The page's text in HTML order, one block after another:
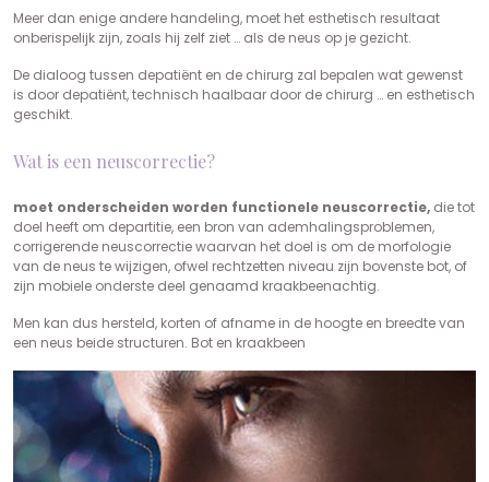
Meer dan enige andere handeling, moet het esthetisch resultaat
onberispelijk zijn, zoals hij zelf ziet … als de neus op je gezicht.
De dialoog tussen depatiënt en de chirurg zal bepalen wat gewenst
is door depatiënt, technisch haalbaar door de chirurg … en esthetisch
geschikt.
Wat is een neuscorrectie?
moet onderscheiden worden functionele neuscorrectie, die tot
doel heeft om departitie, een bron van ademhalingsproblemen,
corrigerende neuscorrectie waarvan het doel is om de morfologie
van de neus te wijzigen, ofwel rechtzetten niveau zijn bovenste bot, of
zijn mobiele onderste deel genaamd kraakbeenachtig.
Men kan dus hersteld, korten of afname in de hoogte en breedte van
een neus beide structuren. Bot en kraakbeen